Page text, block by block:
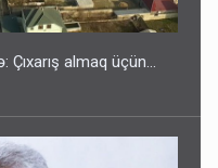
almaq üçün...